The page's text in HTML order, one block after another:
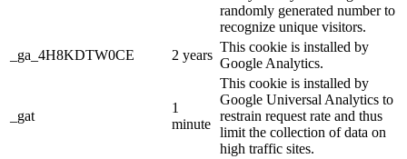
randomly generated number to
recognize unique visitors.
_ga_4H8KDTW0CE
2 years
This cookie is installed by
Google Analytics.
_gat
1
minute
This cookie is installed by
Google Universal Analytics to
restrain request rate and thus
limit the collection of data on
high traffic sites.